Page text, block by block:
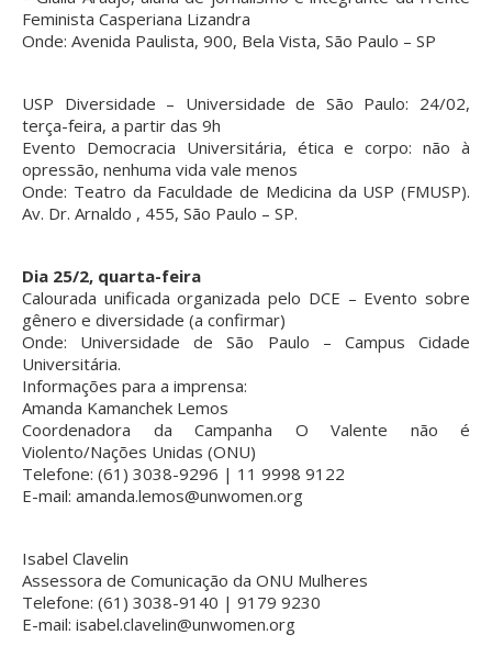
Feminista Casperiana Lizandra
Onde: Avenida Paulista, 900, Bela Vista, São Paulo – SP
USP Diversidade – Universidade de São Paulo: 24/02,
terça-feira, a partir das 9h
Evento Democracia Universitária, ética e corpo: não à
opressão, nenhuma vida vale menos
Onde: Teatro da Faculdade de Medicina da USP (FMUSP).
Av. Dr. Arnaldo , 455, São Paulo – SP.
Dia 25/2, quarta-feira
Calourada unificada organizada pelo DCE – Evento sobre
gênero e diversidade (a confirmar)
Onde: Universidade de São Paulo – Campus Cidade
Universitária.
Informações para a imprensa:
Amanda Kamanchek Lemos
Coordenadora da Campanha O Valente não é
Violento/Nações Unidas (ONU)
Telefone: (61) 3038-9296 | 11 9998 9122
E-mail: amanda.lemos@unwomen.org
Isabel Clavelin
Assessora de Comunicação da ONU Mulheres
Telefone: (61) 3038-9140 | 9179 9230
E-mail: isabel.clavelin@unwomen.org